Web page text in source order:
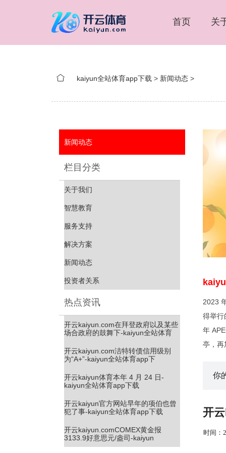
首页 关
kaiyun全站体育app下载 > 新闻动态 >
新闻动态
栏目分类
关于我们
智慧教育
服务支持
解决方案
新闻动态
投资者关系
热点资讯
开云kaiyun.com在拜登政府以及某些
场合政府的鼓舞下-kaiyun全站体育
开云kaiyun.com洁特转债信用级别
为“A+”-kaiyun全站体育app下
开云kaiyun体育本年 4 月 24 日-
kaiyun全站体育app下载
开云kaiyun官方网站早年的项伯也曾
犯了事-kaiyun全站体育app下载
开云kaiyun.comCOMEX黄金报
3133.9好意思元/盎司-kaiyun
2023
得举行
年
亭，
你
开
时间：